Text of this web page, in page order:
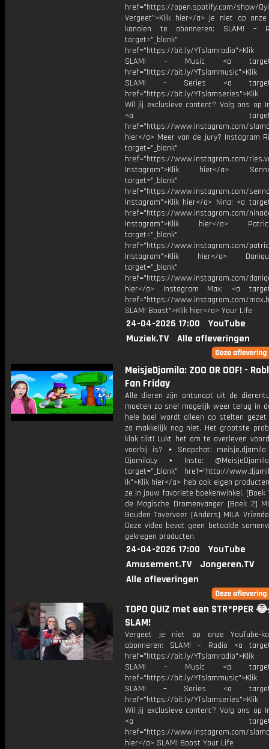
href="https://open.spotify.com/show/
Vergeet">Klik hier</a> je niet op onze
kanalen te abonneren: SLAM! –
target="_blank"
href="https://bit.ly/
SLAM! – Music <a
href="https://bit.ly/
SLAM! – Series <a
href="https://bit.ly/
Wil jij exclusieve content? Volg ons op
<a
href="https://www.instagram.com/
hier</a> Meer van de jury? Instagram
target="_blank"
href="https://www.instagram.com/
Instagram">Klik hier</a>
target="_blank"
href="https://www.instagram.com/
Instagram">Klik hier</a> Nina: <a
href="https://www.instagram.com/
Instagram">Klik hier</a>
target="_blank"
href="https://www.instagram.com/
Instagram">Klik hier</a>
target="_blank"
href="https://www.instagram.com/
hier</a> Instagram Max: <a
href="https://www.instagram.com/
SLAM! Boost">Klik hier</a> Your Life
24-04-2026 17:00
YouTube
Muziek.TV
Alle afleveringen
MeisjeDjamila: ZOO OR OOF! -
Fan Friday
Alle dieren zijn ontsnapt uit de
moeten zo snel mogelijk weer terug in
hele boel wordt alleen op stelten
zo makkelijk nog niet. Het grootste
klok tikt! Lukt het om te overleven
voorbij is? ⋆ Snapchat: meisje.djamila
DjamilaLy ⋆ Insta:
target="_blank" href="http://
Ik">Klik hier</a> heb ook eigen
ze in jouw favoriete boekenwinkel. [Boek
de Magische Dromenvanger [Boek 2]
Gouden Toverveer [Anders] MILA
Deze video bevat geen betaalde
gekregen producten.
24-04-2026 17:00
YouTube
Amusement.TV
Jongeren.TV
Alle afleveringen
TOPO QUIZ met een STR*PPER
SLAM!
Vergeet je niet op onze YouTube-
abonneren: SLAM! – Radio <a
href="https://bit.ly/
SLAM! – Music <a
href="https://bit.ly/
SLAM! – Series <a
href="https://bit.ly/
Wil jij exclusieve content? Volg ons op
<a
href="https://www.instagram.com/
hier</a> SLAM! Boost Your Life